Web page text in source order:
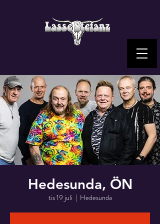
Hedesunda, ÖN
tis 19 juli
  |
Hedesunda